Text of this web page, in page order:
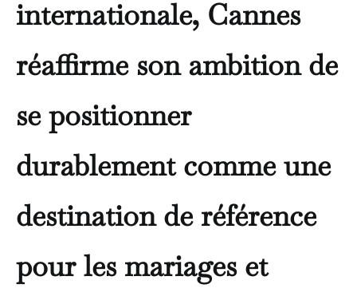
internationale, Cannes
réaffirme son ambition de
se positionner
durablement comme une
destination de référence
pour les mariages et